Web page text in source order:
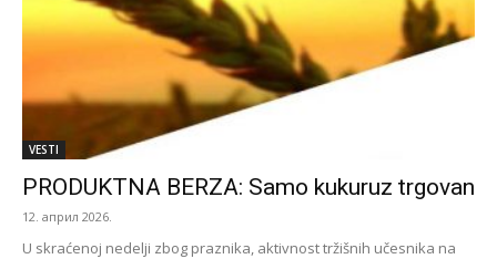
VESTI
PRODUKTNA BERZA: Samo kukuruz trgovan
12. април 2026.
U skraćenoj nedelji zbog praznika, aktivnost tržišnih učesnika na